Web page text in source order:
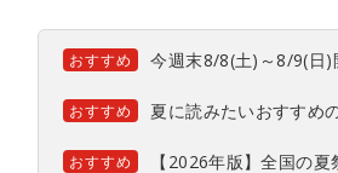
おすすめ 今週末8/8(土)～8/9(日)
おすすめ 夏に読みたいおすすめ
おすすめ 【2026年版】全国の